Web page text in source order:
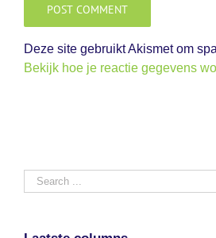
Deze site gebruikt Akismet om
Bekijk hoe je reactie gegevens
Search
for: